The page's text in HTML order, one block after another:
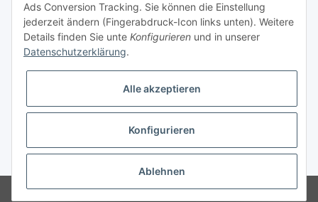
Informationen
Gesetzliche Informationen
* Alle Preise inkl. gesetzlicher USt., zzgl.Versand
© Modellbauversand Hanke
Ads Conversion Tracking. Sie können die Einstellung
jederzeit ändern (Fingerabdruck-Icon links unten). Weitere
Details finden Sie unte Konfigurieren und in unserer
Datenschutzerklärung.
Alle akzeptieren
Konfigurieren
Ablehnen